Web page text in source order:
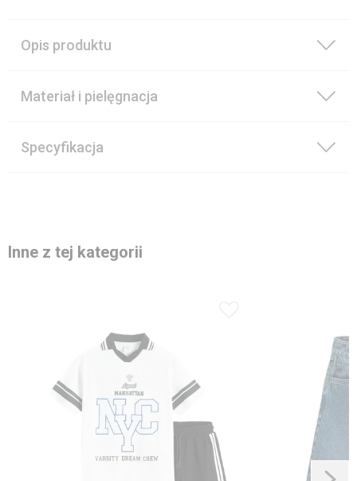
Opis produktu
Materiał i pielęgnacja
Specyfikacja
Inne z tej kategorii